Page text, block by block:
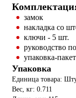
замок
накладка со
ключи - 5 шт.
руководство
упаковка-пакет
Упаковка
Единица товара:
Вес, кг: 0.711